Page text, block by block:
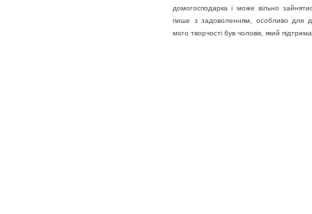
домогосподарка і може вільно
пише з задоволенням, особливо для
мого творчості був чоловік, який